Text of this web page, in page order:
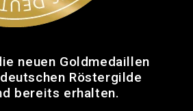
neuen Goldmedaillen
Röstergilde
bereits erhalten.